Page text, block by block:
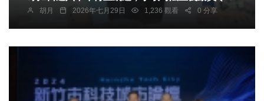
胡月 2026年七月29日 1,236 觀看 0 分享